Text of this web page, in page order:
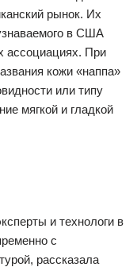
рынок. Их
в США
ассоциациях. При
кожи «наппа»
или типу
мягкой и гладкой
и технологи в
с
рассказала